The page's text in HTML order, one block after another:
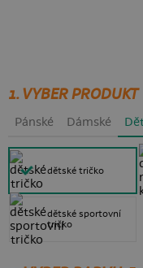
1. VYBER PRODUKT
Pánské Dámské
dětské tričko
dětské sportovní
tričko